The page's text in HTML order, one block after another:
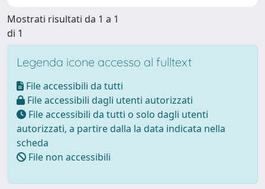
Mostrati risultati da 1 a 1
di 1
Legenda icone accesso al fulltext
File accessibili da tutti
File accessibili dagli utenti autorizzati
File accessibili da tutti o solo dagli utenti
autorizzati, a partire dalla la data indicata nella
scheda
File non accessibili